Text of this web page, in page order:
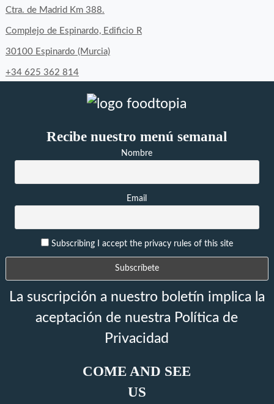
Facebook
Twitter
Instagram
Ctra. de Madrid Km 388.
Complejo de Espinardo, Edificio R
30100 Espinardo (Murcia)
+34 625 362 814
Recibe nuestro menú semanal
Nombre
Email
Subscribing I accept the privacy rules of this site
La suscripción a nuestro boletín implica la
aceptación de nuestra Política de
Privacidad
COME AND SEE
US